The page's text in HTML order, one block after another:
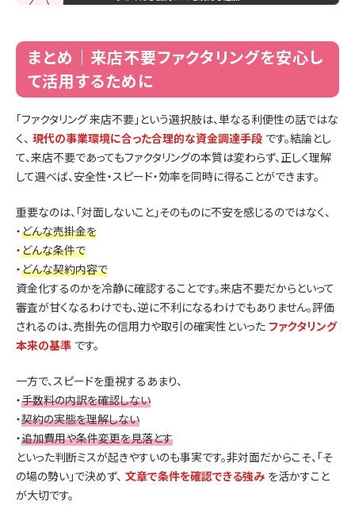
まとめ｜来店不要ファクタリングを安心し
て活用するために
「ファクタリング 来店不要」という選択肢は、単なる利便性の話ではな
く、 現代の事業環境に合った合理的な資金調達手段 です。結論とし
て、来店不要であってもファクタリングの本質は変わらず、正しく理解
して選べば、安全性・スピード・効率を同時に得ることができます。
重要なのは、「対面しないこと」そのものに不安を感じるのではなく、
・どんな売掛金を
・どんな条件で
・どんな契約内容で
資金化するのかを冷静に確認することです。来店不要だからといって
審査が甘くなるわけでも、逆に不利になるわけでもありません。評価
されるのは、売掛先の信用力や取引の確実性といった ファクタリング
本来の基準 です。
一方で、スピードを重視するあまり、
・手数料の内訳を確認しない
・契約の実態を理解しない
・追加費用や条件変更を見落とす
といった判断ミスが起きやすいのも事実です。非対面だからこそ、「そ
の場の勢い」で決めず、 文章で条件を確認できる強み を活かすこと
が大切です。